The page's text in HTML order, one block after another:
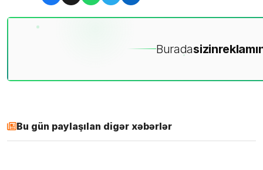
Buradasizin
Bu gün paylaşılan digər xəbərlər